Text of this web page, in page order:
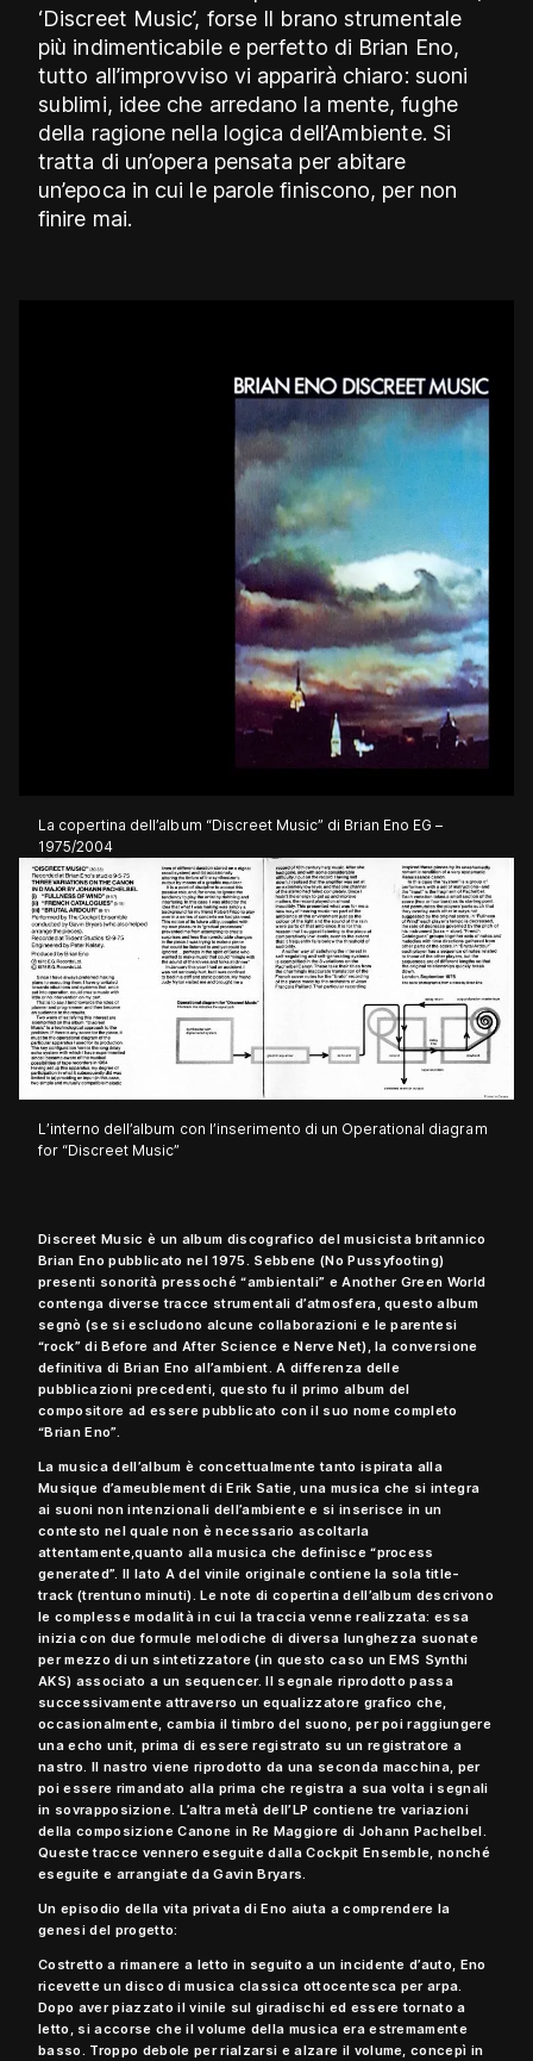
‘Discreet Music’, forse Il brano strumentale
più indimenticabile e perfetto di Brian Eno,
tutto all’improvviso vi apparirà chiaro: suoni
sublimi, idee che arredano la mente, fughe
della ragione nella logica dell’Ambiente. Si
tratta di un’opera pensata per abitare
un’epoca in cui le parole finiscono, per non
finire mai.
La copertina dell’album “Discreet Music” di Brian Eno EG –
1975/2004
L’interno dell’album con l’inserimento di un Operational diagram
for “Discreet Music”
Discreet Music è un album discografico del musicista britannico
Brian Eno pubblicato nel 1975. Sebbene (No Pussyfooting)
presenti sonorità pressoché “ambientali” e Another Green World
contenga diverse tracce strumentali d’atmosfera, questo album
segnò (se si escludono alcune collaborazioni e le parentesi
“rock” di Before and After Science e Nerve Net), la conversione
definitiva di Brian Eno all’ambient. A differenza delle
pubblicazioni precedenti, questo fu il primo album del
compositore ad essere pubblicato con il suo nome completo
“Brian Eno”.
La musica dell’album è concettualmente tanto ispirata alla
Musique d’ameublement di Erik Satie, una musica che si integra
ai suoni non intenzionali dell’ambiente e si inserisce in un
contesto nel quale non è necessario ascoltarla
attentamente,quanto alla musica che definisce “process
generated”. Il lato A del vinile originale contiene la sola title-
track (trentuno minuti). Le note di copertina dell’album descrivono
le complesse modalità in cui la traccia venne realizzata: essa
inizia con due formule melodiche di diversa lunghezza suonate
per mezzo di un sintetizzatore (in questo caso un EMS Synthi
AKS) associato a un sequencer. Il segnale riprodotto passa
successivamente attraverso un equalizzatore grafico che,
occasionalmente, cambia il timbro del suono, per poi raggiungere
una echo unit, prima di essere registrato su un registratore a
nastro. Il nastro viene riprodotto da una seconda macchina, per
poi essere rimandato alla prima che registra a sua volta i segnali
in sovrapposizione. L’altra metà dell’LP contiene tre variazioni
della composizione Canone in Re Maggiore di Johann Pachelbel.
Queste tracce vennero eseguite dalla Cockpit Ensemble, nonché
eseguite e arrangiate da Gavin Bryars.
Un episodio della vita privata di Eno aiuta a comprendere la
genesi del progetto:
Costretto a rimanere a letto in seguito a un incidente d’auto, Eno
ricevette un disco di musica classica ottocentesca per arpa.
Dopo aver piazzato il vinile sul giradischi ed essere tornato a
letto, si accorse che il volume della musica era estremamente
basso. Troppo debole per rialzarsi e alzare il volume, concepì in